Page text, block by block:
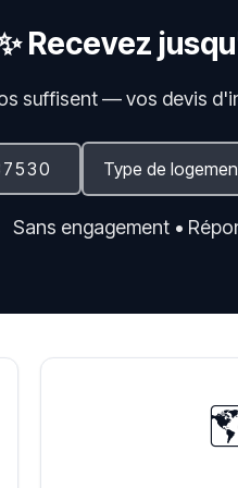
Recevez
suffisent — vos devis
Sans engagement •